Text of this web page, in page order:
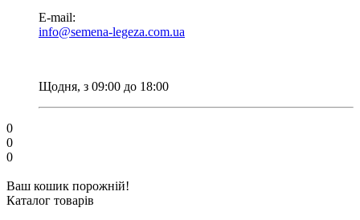
E-mail:
info@semena-legeza.com.ua
Щодня, з 09:00 до 18:00
0
0
0
Ваш кошик порожній!
Каталог товарів